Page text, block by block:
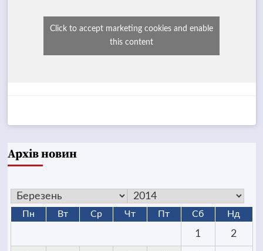
Click to accept marketing cookies and enable
this content
Архів новин
Пн Вт Ср Чт Пт Сб Нд
1 2